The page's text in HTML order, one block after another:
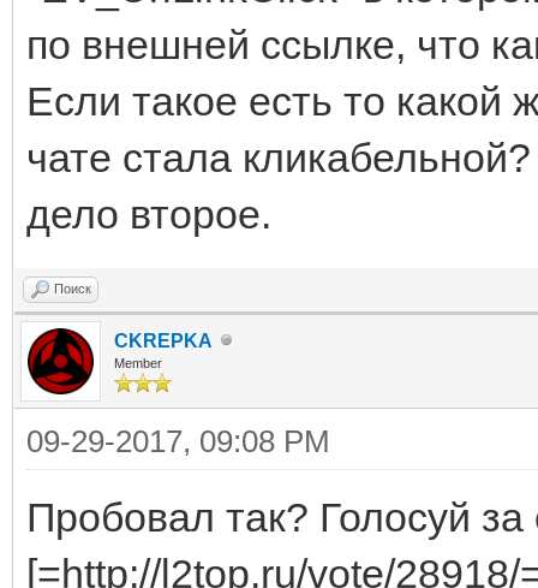
по внешней ссылке, что
Если такое есть то какой
чате стала
дело второе.
Поиск
CKREPKA
Member
09-29-2017, 09:08 PM
Пробовал так? Голосуй за
[=http://l2top.ru/vote/